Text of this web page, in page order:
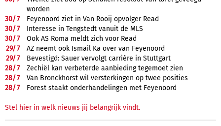
worden
30/7
Feyenoord ziet in Van Rooij opvolger Read
30/7
Interesse in Tengstedt vanuit de MLS
30/7
Ook AS Roma meldt zich voor Read
29/7
AZ neemt ook Ismail Ka over van Feyenoord
29/7
Bevestigd: Sauer vervolgt carrière in Stuttgart
28/7
Zechiël kan verbeterde aanbieding tegemoet zien
28/7
Van Bronckhorst wil versterkingen op twee posities
28/7 Forest staakt onderhandelingen met Feyenoord
Stel hier in welk nieuws jij belangrijk vindt.